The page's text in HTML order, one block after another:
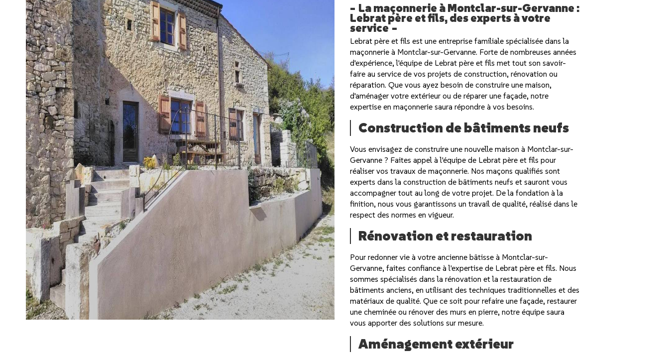
La maçonnerie à Montclar-sur-Gervanne :
Lebrat père et fils, des experts à votre
service
Lebrat père et fils est une entreprise familiale spécialisée dans la
maçonnerie à Montclar-sur-Gervanne. Forte de nombreuses années
d'expérience, l'équipe de Lebrat père et fils met tout son savoir-
faire au service de vos projets de construction, rénovation ou
réparation. Que vous ayez besoin de construire une maison,
d'aménager votre extérieur ou de réparer une façade, notre
expertise en maçonnerie saura répondre à vos besoins.
Construction de bâtiments neufs
Vous envisagez de construire une nouvelle maison à Montclar-sur-
Gervanne ? Faites appel à l'équipe de Lebrat père et fils pour
réaliser vos travaux de maçonnerie. Nos maçons qualifiés sont
experts dans la construction de bâtiments neufs et sauront vous
accompagner tout au long de votre projet. De la fondation à la
finition, nous vous garantissons un travail de qualité, réalisé dans le
respect des normes en vigueur.
Rénovation et restauration
Pour redonner vie à votre ancienne bâtisse à Montclar-sur-
Gervanne, faites confiance à l'expertise de Lebrat père et fils. Nous
sommes spécialisés dans la rénovation et la restauration de
bâtiments anciens, en utilisant des techniques traditionnelles et des
matériaux de qualité. Que ce soit pour refaire une façade, restaurer
une cheminée ou rénover des murs en pierre, notre équipe saura
vous apporter des solutions sur mesure.
Aménagement extérieur